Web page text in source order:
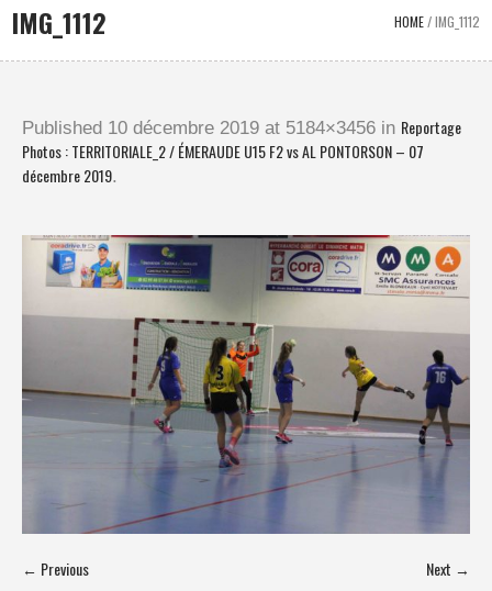
IMG_1112 HOME/IMG_1112
Published 10 décembre 2019 at 5184×3456 in Reportage
Photos : TERRITORIALE_2 / ÉMERAUDE U15 F2 vs AL PONTORSON – 07
décembre 2019.
← Previous Next →